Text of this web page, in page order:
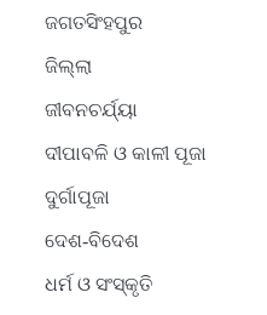
ଜଗତସିଂହପୁର
ଜିଲ୍ଲା
ଜୀବନଚର୍ଯ୍ୟା
ଦୀପାବଳି ଓ କାଳୀ ପୂଜା
ଦୁର୍ଗାପୂଜା
ଦେଶ-ବିଦେଶ
ଧର୍ମ ଓ ସଂସ୍କୃତି